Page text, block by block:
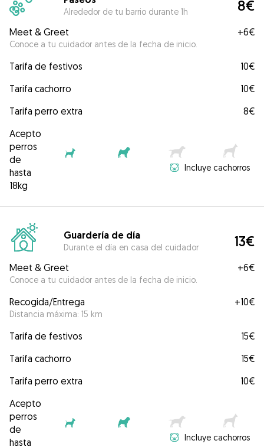
Alrededor de tu barrio durante 1h 8€
Meet & Greet
Conoce a tu cuidador antes de la fecha de inicio.
+6€
Tarifa de festivos
10€
Tarifa cachorro
10€
Tarifa perro extra
8€
Acepto
perros
de
hasta
18kg
Incluye cachorros
Guardería de día
Durante el día en casa del cuidador 13€
Meet & Greet
Conoce a tu cuidador antes de la fecha de inicio.
+6€
Recogida/Entrega
Distancia máxima: 15 km
+10€
Tarifa de festivos
15€
Tarifa cachorro
15€
Tarifa perro extra
10€
Acepto
perros
de
hasta
Incluye cachorros